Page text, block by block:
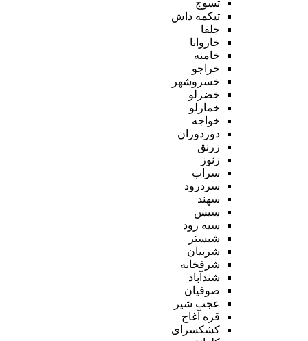
تسوج
تیکمه داش
جلفا
خاروانا
خامنه
خراجو
خسروشهر
خضرلو
خمارلو
خواجه
دوزدوزان
زرنق
زنوز
سراب
سردرود
سهند
سیس
سیه رود
شبستر
شربیان
شرفخانه
شندآباد
صوفیان
عجب شیر
قره آغاج
کشکسرای